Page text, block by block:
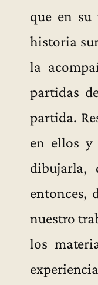
que en su
historia
la
partidas
partida.
en ellos y
dibujarla,
entonces,
nuestro
los